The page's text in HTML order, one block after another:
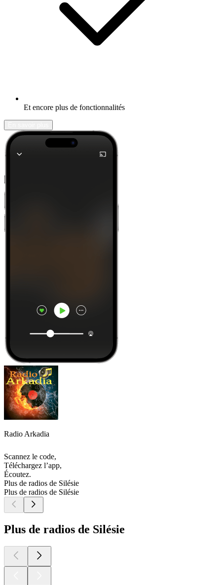
Et encore plus de fonctionnalités
Radio Arkadia
Scannez le code,
Téléchargez l’app,
Écoutez.
Plus de radios de Silésie
Plus de radios de Silésie
Plus de radios de Silésie